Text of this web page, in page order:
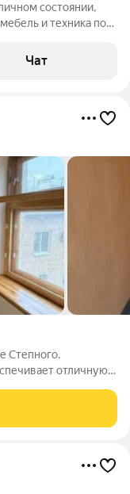
состоянии,
и техника по
Полная сумма в
Чат
Степного.
отличную
этаже.